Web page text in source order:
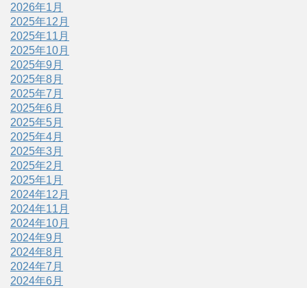
2026年1月
2025年12月
2025年11月
2025年10月
2025年9月
2025年8月
2025年7月
2025年6月
2025年5月
2025年4月
2025年3月
2025年2月
2025年1月
2024年12月
2024年11月
2024年10月
2024年9月
2024年8月
2024年7月
2024年6月